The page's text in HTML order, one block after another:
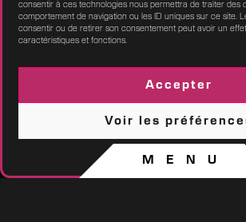
consentir à ces technologies nous permettra de traiter des
comportement de navigation ou les ID uniques sur ce site.
consentir ou de retirer son consentement peut avoir un
caractéristiques et fonctions.
Accepter
Voir les
Politique de cookiesCGV / CGU
MENU
DEVENIR FRANCHISÉ
RÉSERVER
Nous suivre :